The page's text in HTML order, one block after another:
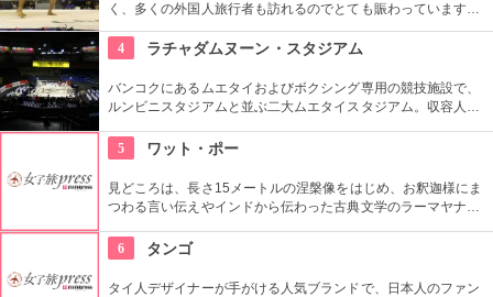
く、多くの外国人旅行者も訪れるのでとても賑わっています。
リングサイドで観戦する外国人観光客に加え地元タイ人の熱狂
的なファンで盛り上がるこのスタジアムで一緒に盛りあがろ
4 ラチャダムヌーン・スタジアム
バンコクにあるムエタイおよびボクシング専用の競技施設で、
ルンビニスタジアムと並ぶ二大ムエタイスタジアム。収容人数
戦したい。
5 ワット・ポー
見どころは、長さ15メートルの涅槃像をはじめ、お釈迦様にま
つわる言い伝えやインドから伝わった古典文学のラーマヤナな
の総本山・タイ初の大学・バンコク最古寺、いくつもの顔を持
つ。ワットポー内には敷地内に２か所あるタイ古式マッサージ
場があり、マッサージを受けることができるのでおすすめ。
6 タンゴ
タイ人デザイナーが手がける人気ブランドで、日本人のファン